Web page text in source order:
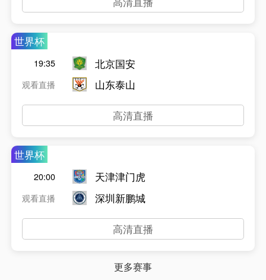
世界杯
19:35
观看直播
北京国安
山东泰山
高清直播
世界杯
20:00
观看直播
天津津门虎
深圳新鹏城
高清直播
更多赛事